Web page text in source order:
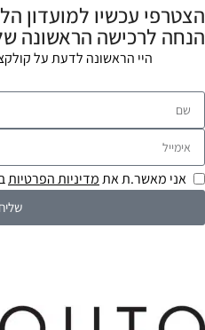
הנחה לרכישה הראשונה
היי הראשונה לדעת על
אני מאשר.ת אתמדיניות הפרטיות